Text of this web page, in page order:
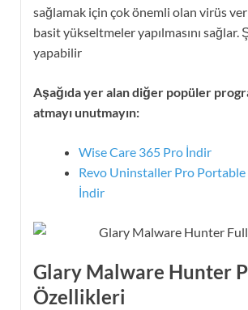
sağlamak için çok önemli olan virüs
basit yükseltmeler yapılmasını sağlar.
yapabilir
Aşağıda yer alan diğer popüler
atmayı unutmayın:
Wise Care 365 Pro İndir
Revo Uninstaller Pro Portable
İndir
Glary Malware Hunter
Özellikleri